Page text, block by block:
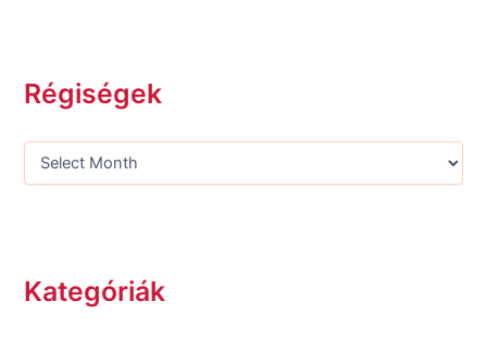
Régiségek
Kategóriák